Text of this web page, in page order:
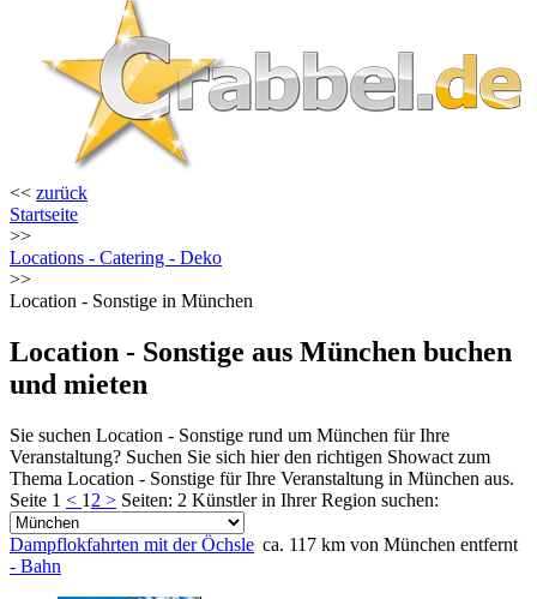
<< zurück
Startseite
>>
Locations - Catering - Deko
>>
Location - Sonstige in München
Location - Sonstige aus München buchen
und mieten
Sie suchen Location - Sonstige rund um München für Ihre
Veranstaltung? Suchen Sie sich hier den richtigen Showact zum
Thema Location - Sonstige für Ihre Veranstaltung in München aus.
Seite 1 < 1 2 > Seiten: 2 Künstler in Ihrer Region suchen:
ca. 117 km von München entfernt
Dampflokfahrten mit der Öchsle
- Bahn